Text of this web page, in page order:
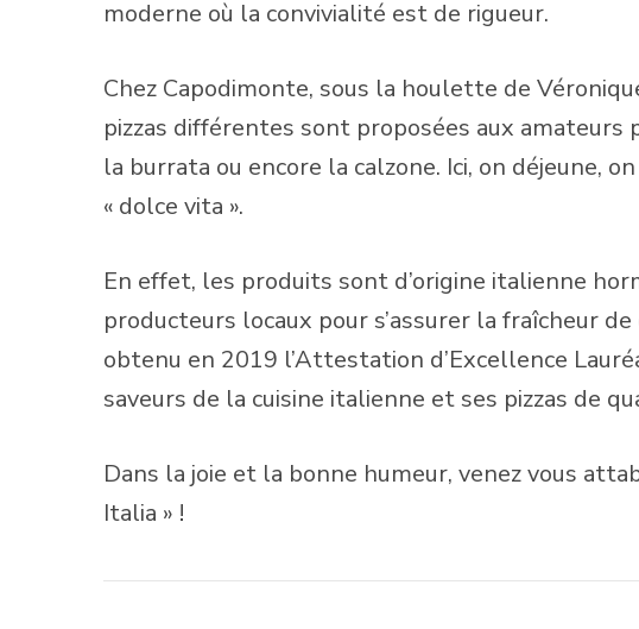
moderne où la convivialité est de rigueur.
Chez Capodimonte, sous la houlette de
pizzas différentes sont proposées aux
la burrata ou encore la calzone. Ici, on déjeune,
« dolce vita ».
En effet, les produits sont d’origine italienne
producteurs locaux pour s’assurer la fraîcheur
obtenu en 2019 l’Attestation d’Excellence
saveurs de la cuisine italienne et ses pizzas de
Dans la joie et la bonne humeur, venez vous
Italia » !